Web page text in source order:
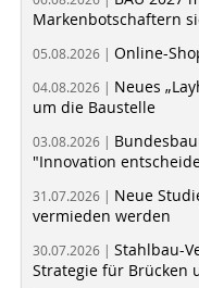
Markenbotschaftern
05.08.2026 | Online-
04.08.2026 | Neues
um die Baustelle
03.08.2026 |
"Innovation
31.07.2026 | Neue
vermieden werden
30.07.2026 | Stahlbau-
Strategie für Brücken